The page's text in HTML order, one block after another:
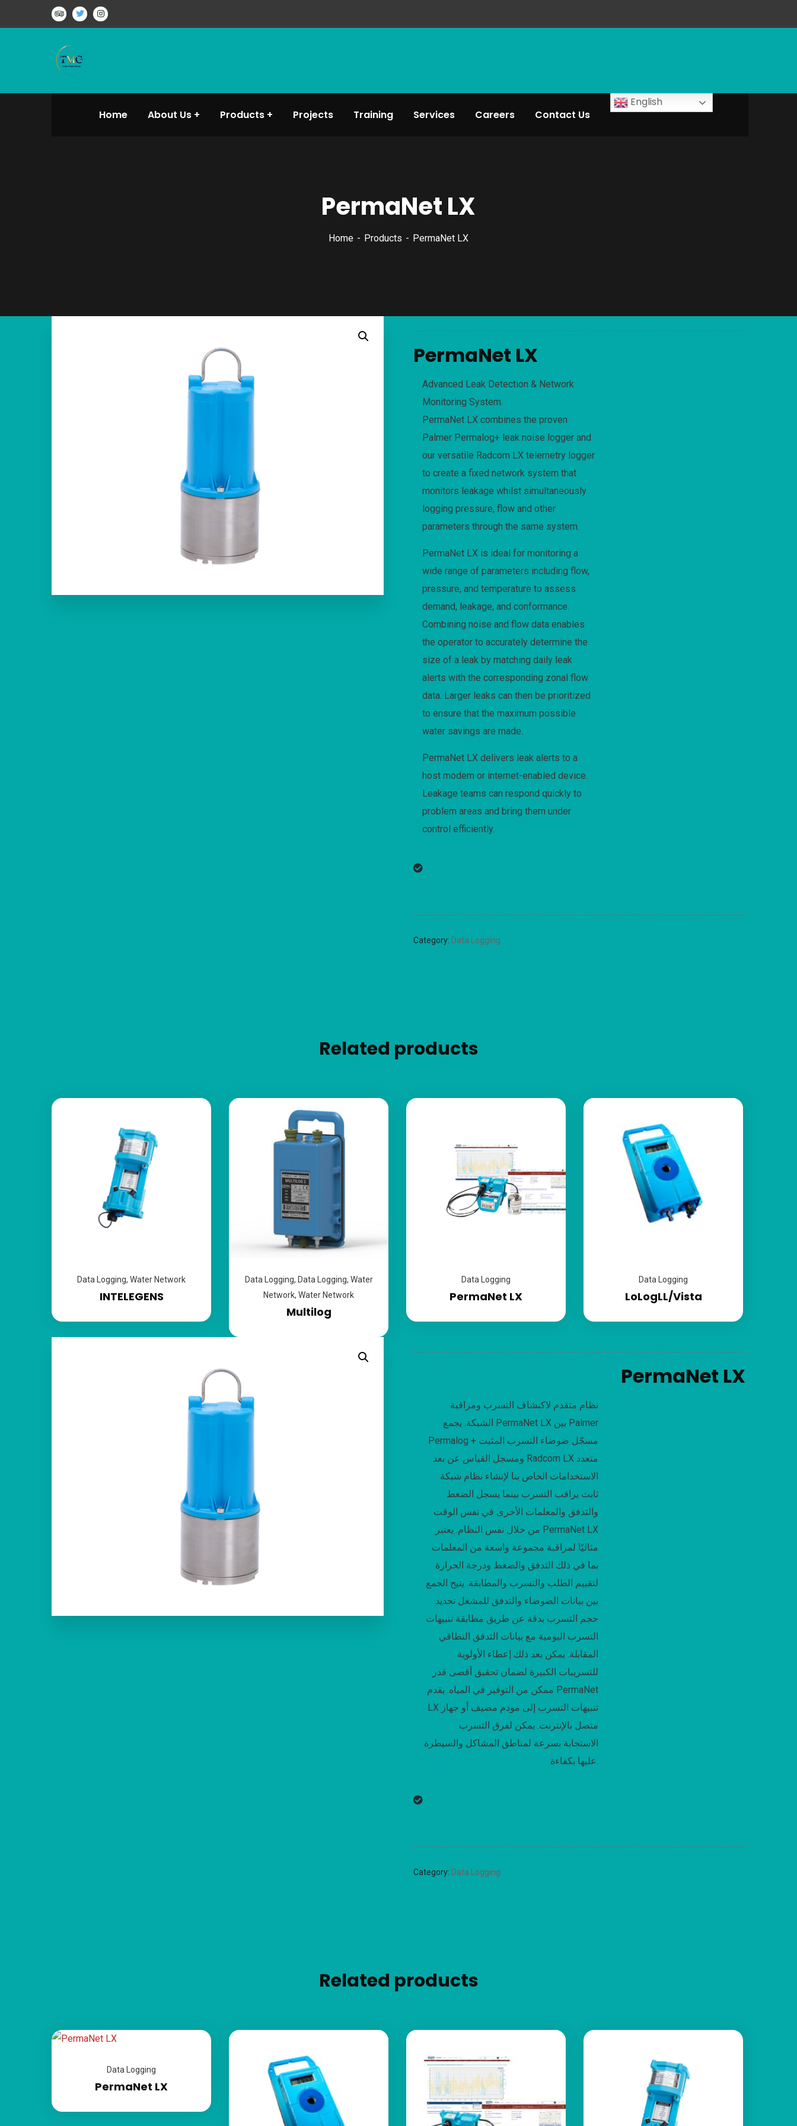
Home About Us Products Projects Training Services Careers Contact Us
English
PermaNet LX
Home Products PermaNet LX
PermaNet LX
Advanced Leak Detection & Network
Monitoring System.
PermaNet LX combines the proven
Palmer Permalog+ leak noise logger and
our versatile Radcom LX telemetry logger
to create a fixed network system that
monitors leakage whilst simultaneously
logging pressure, flow and other
parameters through the same system.
PermaNet LX is ideal for monitoring a
wide range of parameters including flow,
pressure, and temperature to assess
demand, leakage, and conformance.
Combining noise and flow data enables
the operator to accurately determine the
size of a leak by matching daily leak
alerts with the corresponding zonal flow
data. Larger leaks can then be prioritized
to ensure that the maximum possible
water savings are made.
PermaNet LX delivers leak alerts to a
host modem or internet-enabled device.
Leakage teams can respond quickly to
problem areas and bring them under
control efficiently.
Category: Data Logging
Related products
Data Logging, Water Network
INTELEGENS
Data Logging, Data Logging, Water
Network, Water Network
Multilog
Data Logging
PermaNet LX
Data Logging
LoLogLL/Vista
PermaNet LX
نظام متقدم لاكتشاف التسرب ومراقبة
الشبكة. يجمع PermaNet LX بين Palmer
Permalog + مسجّل ضوضاء التسرب المثبت
ومسجل القياس عن بعد Radcom LX متعدد
الاستخدامات الخاص بنا لإنشاء نظام شبكة
ثابت يراقب التسرب بينما يسجل الضغط
والتدفق والمعلمات الأخرى في نفس الوقت
من خلال نفس النظام. يعتبر PermaNet LX
مثاليًا لمراقبة مجموعة واسعة من المعلمات
بما في ذلك التدفق والضغط ودرجة الحرارة
لتقييم الطلب والتسرب والمطابقة. يتيح الجمع
بين بيانات الضوضاء والتدفق للمشغل تحديد
حجم التسرب بدقة عن طريق مطابقة تنبيهات
التسرب اليومية مع بيانات التدفق النطاقي
المقابلة. يمكن بعد ذلك إعطاء الأولوية
للتسريبات الكبيرة لضمان تحقيق أقصى قدر
ممكن من التوفير في المياه. يقدم PermaNet
LX تنبيهات التسرب إلى مودم مضيف أو جهاز
متصل بالإنترنت. يمكن لفرق التسرب
الاستجابة بسرعة لمناطق المشاكل والسيطرة
عليها بكفاءة.
Category: Data Logging
Related products
Data Logging
PermaNet LX